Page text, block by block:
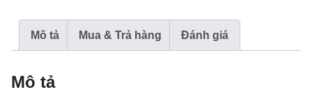
nhập
khẩu
Âu
Mô tả Mua & Trả hàng Đánh giá
Mô tả